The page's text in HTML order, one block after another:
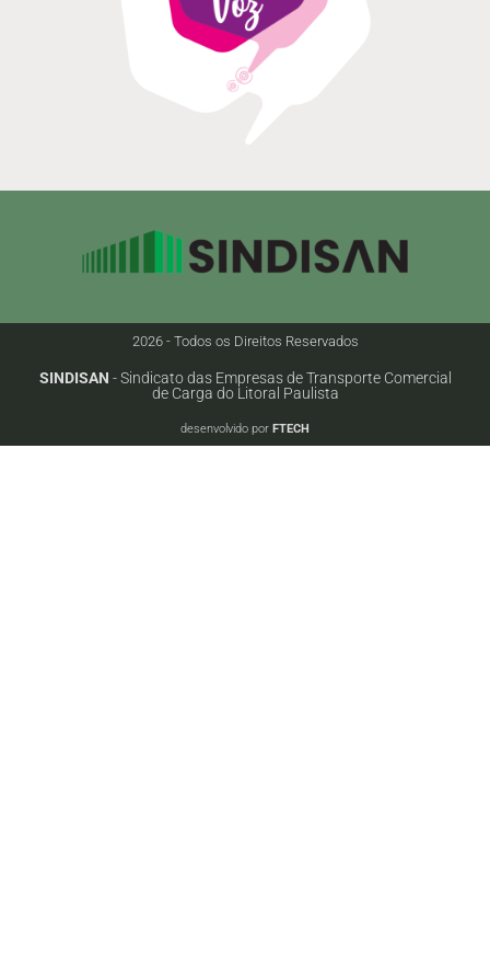
2026 - Todos os Direitos Reservados
SINDISAN - Sindicato das Empresas de Transporte Comercial
de Carga do Litoral Paulista
desenvolvido por FTECH